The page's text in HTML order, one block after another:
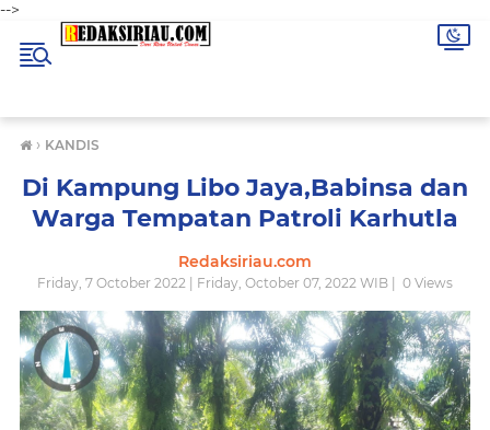
-->
› KANDIS
Di Kampung Libo Jaya,Babinsa dan
Warga Tempatan Patroli Karhutla
Redaksiriau.com
Friday, 7 October 2022 | Friday, October 07, 2022 WIB | 0 Views